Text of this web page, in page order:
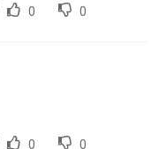
0 0
0 0